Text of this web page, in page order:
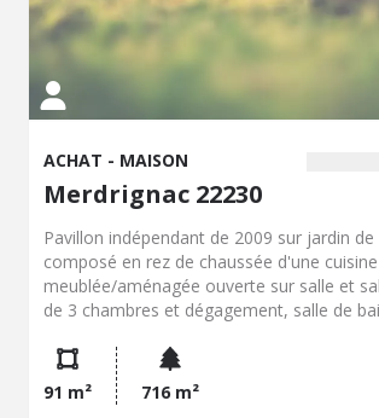
ACHAT - MAISON
Merdrignac 22230
Pavillon indépendant de 2009 sur jardin
composé en rez de chaussée d'une cuisine
meublée/aménagée ouverte sur salle et
de 3 chambres et dégagement, salle de
91 m² 716 m²